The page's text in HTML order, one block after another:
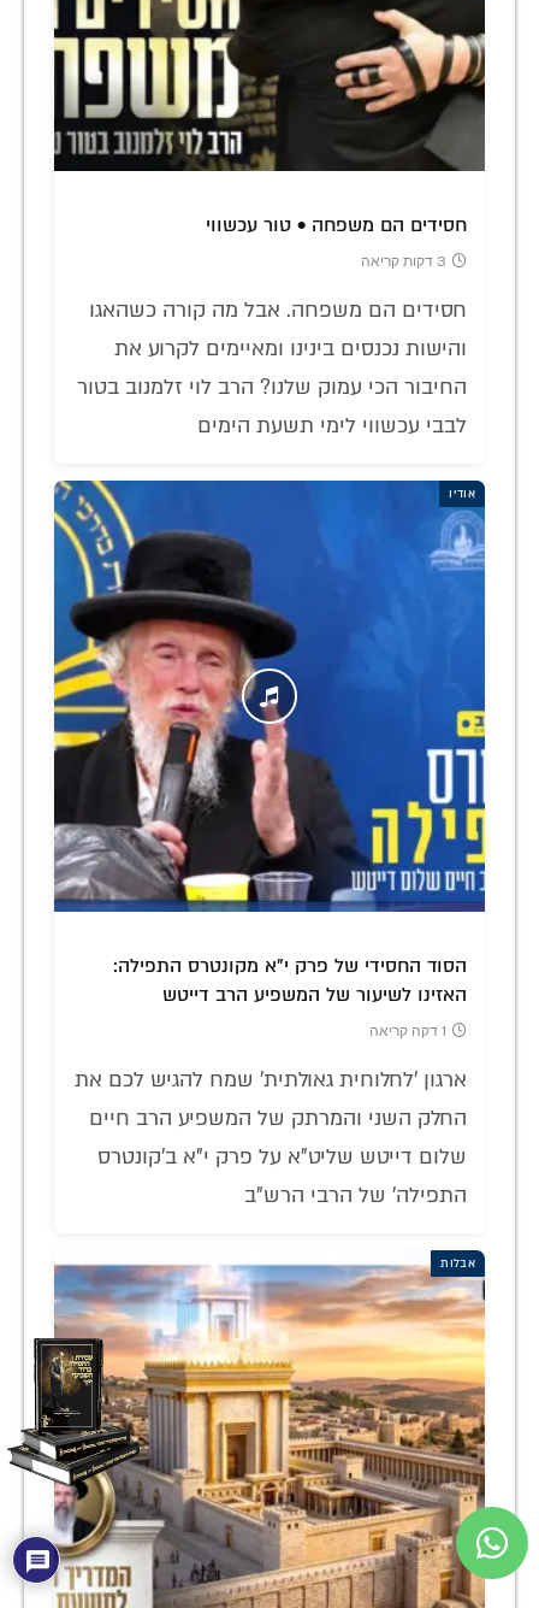
חסידים הם משפחה • טור עכשווי
3 דקות קריאה
חסידים הם משפחה. אבל מה קורה כשהאגו
והישות נכנסים בינינו ומאיימים לקרוע את
החיבור הכי עמוק שלנו? הרב לוי זלמנוב בטור
לבבי עכשווי לימי תשעת הימים
אודיו
הסוד החסידי של פרק י"א מקונטרס התפילה:
האזינו לשיעור של המשפיע הרב דייטש
1 דקה קריאה
ארגון 'לחלוחית גאולתית' שמח להגיש לכם את
החלק השני והמרתק של המשפיע הרב חיים
שלום דייטש שליט"א על פרק י"א ב'קונטרס
התפילה' של הרבי הרש"ב
אבלות